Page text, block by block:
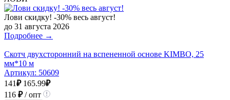
Лови скидку! -30% весь август!
до 31 августа 2026
Подробнее →
Скотч двухсторонний на вспененной основе KIMBO, 25
мм*10 м
Артикул: 50609
141₽ 165.99₽
116 ₽/ опт